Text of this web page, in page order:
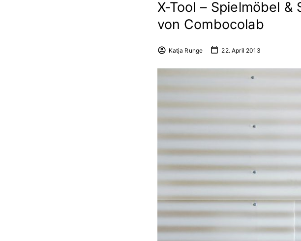
X-Tool – Spielmöbel
von Combocolab
Katja Runge 22. April 2013